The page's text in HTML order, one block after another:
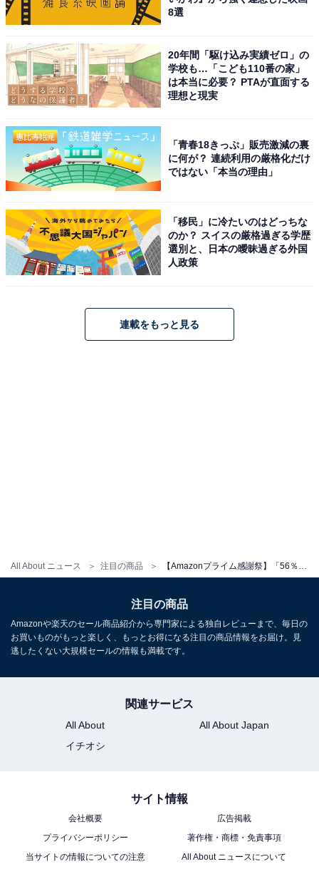
All About ニュース 注目の商品
[サムソナイト] スーツケース エナウ スピナー 69/25 EXP
Amazonで見る
ム STRARIUM スピナー 55/20 エキスパンダブル 機内持
ち込み可 36L 55cm 3kg GU6*14001 DARK GREEN ダー
[サムソナイト] スーツケース アストラ スピナー 55/20 エ
キスパンダブル 機内持ち込み可 33L 55cm 3.1kg
DY2*78001 GRAPHITE GREY グレー
Amazonで見る
サムソナイト「インターセクト スピナー」
8選
20年間「駆け込み実績ゼロ」の
学校も…「こども110番の家」
は本当に必要？ PTAが直面する
理想と現実
「青春18きっぷ」販売激減の裏
に何が？ 連続利用の厳格化だけ
ではない「本当の理由」
「移民」に冷たいのはどっちな
のか？ スイスの厳格過ぎる学歴
選別と、日本の曖昧過ぎる外国
人政策
連載をもっと見る
注目の商品
Amazonや楽天のセール商品紹介から専門家による独自レビューまで、毎日の
お買いものがもっと楽しく、もっとお得になる注目の商品情報をお届け。見
逃したくない大規模セールの情報も満載です。
関連サービス
All About
All About Japan
イチオシ
サイト情報
会社概要
広告掲載
プライバシーポリシー
著作権・商標・免責事項
当サイトの情報についての注意
All About ニュースについて